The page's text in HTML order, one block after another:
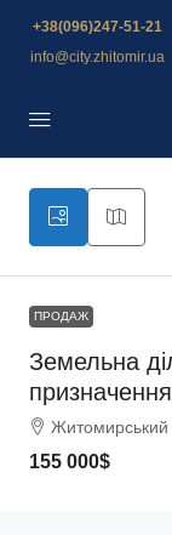
+38(096)247-51-21
info@city.zhitomir.ua
ПРОДАЖ
Земельна
Житомирський
155 000$